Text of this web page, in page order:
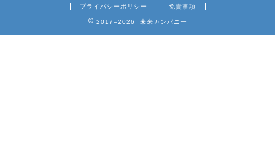
プライバシーポリシー 免責事項
2017–2026 未来カンパニー